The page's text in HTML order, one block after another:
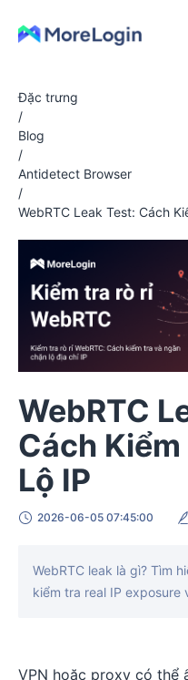
Đặc trưng
/
Blog
/
Antidetect Browser
/
WebRTC Leak Test: Cách
WebRTC
Cách Kiểm
Lộ IP
2026-06-05 07:45:00
WebRTC leak là gì? Tìm
kiểm tra real IP exposure
VPN hoặc proxy có thể